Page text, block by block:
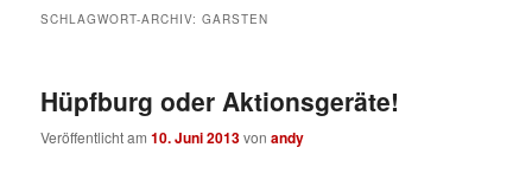
SCHLAGWORT-ARCHIV:GARSTEN
Hüpfburg oder Aktionsgeräte!
Veröffentlicht am10. Juni 2013vonandy